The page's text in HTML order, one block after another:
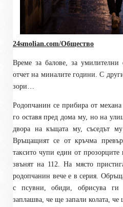
24smolian.com/Общество
Време за балове, за умилителни
отчет на миналите години. С
зори…
Родопчанин се прибира от
го оставя пред дома му, но на
двора на къщата му, съседът
Връщащият се от кръчма
таксито чупи един от
звънят на 112. На място
родопчанин вече е в серия.
с псувни, обиди, обрисува
заплашва, че ще запали колата,